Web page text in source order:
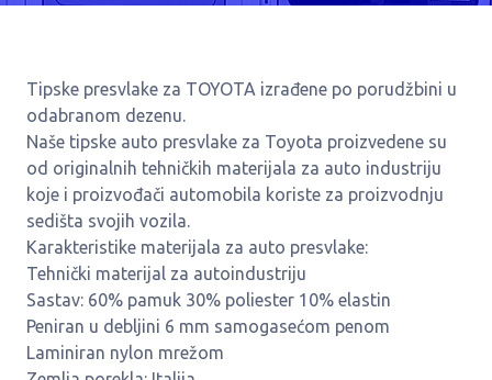
Tipske presvlake za TOYOTA izrađene po porudžbini u
odabranom dezenu.
Naše tipske auto presvlake za Toyota proizvedene su
od originalnih tehničkih materijala za auto industriju
koje i proizvođači automobila koriste za proizvodnju
sedišta svojih vozila.
Karakteristike materijala za auto presvlake:
Tehnički materijal za autoindustriju
Sastav: 60% pamuk 30% poliester 10% elastin
Peniran u debljini 6 mm samogasećom penom
Laminiran nylon mrežom